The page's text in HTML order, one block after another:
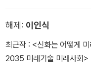
늘날에도 3,000명에 이르
대학 졸업생임을 분명히 알
기억할 것이다. 그러나
패션사』,『우리의 말이 우리
이 아름답다』, 『아름다운
라 핸드북』, 『나눔』, 『티나
해제: 이인식
최근작 : <신화는 어떻게
2035 미래기술 미래사회>